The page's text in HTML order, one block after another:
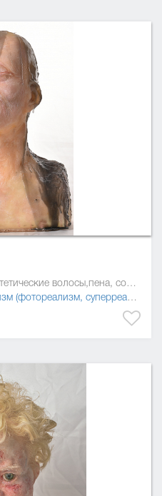
42 x 20 x 12 см, картон, синтетические волосы,пена, солома, силикон, смола
(фотореализм, суперреализм)